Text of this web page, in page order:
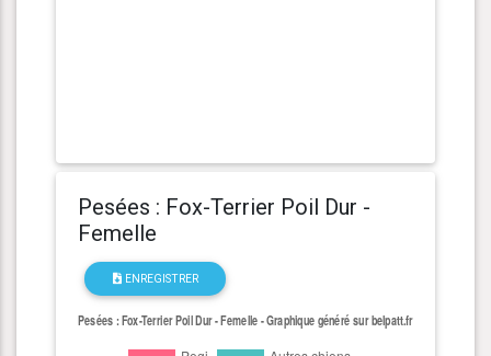
Pesées : Fox-Terrier Poil Dur -
Femelle
ENREGISTRER